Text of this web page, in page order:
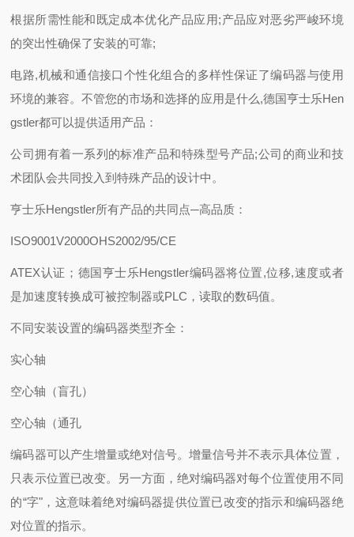
根据所需性能和既定成本优化产品应用;产品应对恶劣严峻环境
的突出性确保了安装的可靠;
电路,机械和通信接口个性化组合的多样性保证了编码器与使用
环境的兼容。不管您的市场和选择的应用是什么,德国亨士乐Hen
gstler都可以提供适用产品：
公司拥有着一系列的标准产品和特殊型号产品;公司的商业和技
术团队会共同投入到特殊产品的设计中。
亨士乐Hengstler所有产品的共同点─高品质：
ISO9001V2000OHS2002/95/CE
ATEX认证；德国亨士乐Hengstler编码器将位置,位移,速度或者
是加速度转换成可被控制器或PLC，读取的数码值。
不同安装设置的编码器类型齐全：
实心轴
空心轴（盲孔）
空心轴（通孔
编码器可以产生增量或绝对信号。增量信号并不表示具体位置，
只表示位置已改变。另一方面，绝对编码器对每个位置使用不同
的“字"，这意味着绝对编码器提供位置已改变的指示和编码器绝
对位置的指示。